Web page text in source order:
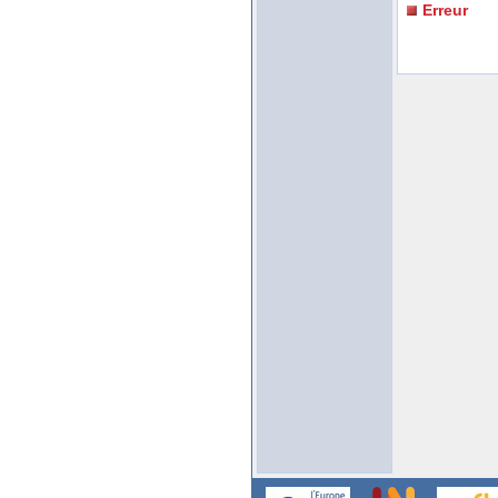
Erreur